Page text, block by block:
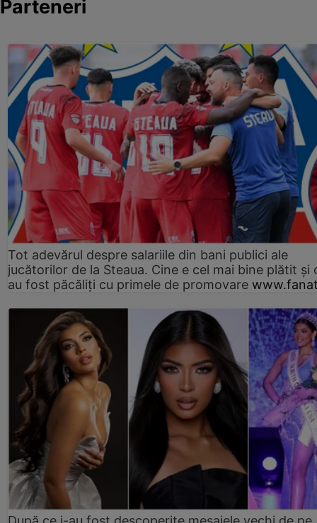
Parteneri
Tot adevărul despre salariile din bani publici ale
jucătorilor de la Steaua. Cine e cel mai bine plătit și
au fost păcăliți cu primele de promovare